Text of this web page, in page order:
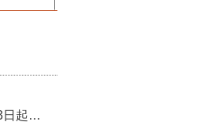
行政院核定西拉雅族為平埔原住民族群 盼望已久的重要時刻到來！8月13日起受理民族成員名冊登記